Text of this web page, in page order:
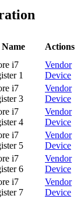
Name Actions
i7
1
Vendor
Device
i7
3
Vendor
Device
i7
4
Vendor
Device
i7
5
Vendor
Device
i7
6
Vendor
Device
i7
7
Vendor
Device